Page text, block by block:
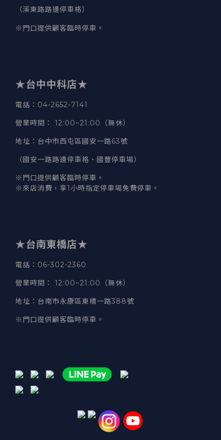
（溪東路路邊停車格）
※門口提供顧客臨時停車。
★台中中科店★
電話 ：04-2652-7141
營業時間 ： 12:00~21:00（無休）
地址 ：台中市西屯區國安一路63號
（國安一路路邊停車格、國豐停車場）
※門口提供顧客臨時停車。
※來店消費，享1小時指定停車場免費停車。
★台南東橋店★
電話 ：06-302-2360
營業時間 ： 12:00~21:00（無休）
地址 ：台南市永康區東橋一路388號
※門口提供顧客臨時停車。